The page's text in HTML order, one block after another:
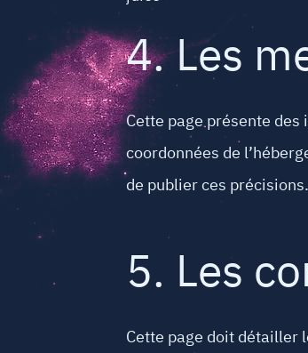
4. Les
Cette page présente
coordonnées de
de publier ces précisions.
5. Les
Cette page doit détailler